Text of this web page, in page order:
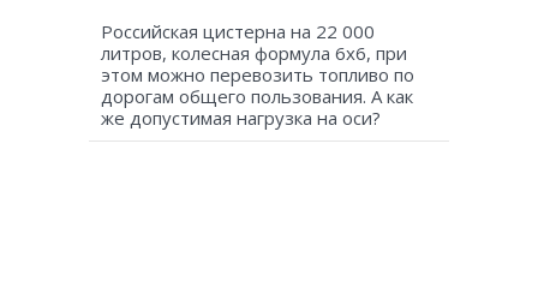
Российская цистерна на 22 000
литров, колесная формула 6х6, при
этом можно перевозить топливо по
дорогам общего пользования. А как
же допустимая нагрузка на оси?